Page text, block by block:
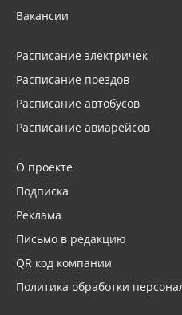
Вакансии
Расписание электричек
Расписание поездов
Расписание автобусов
Расписание авиарейсов
О проекте
Подписка
Реклама
Письмо в редакцию
QR код компании
Политика обработки